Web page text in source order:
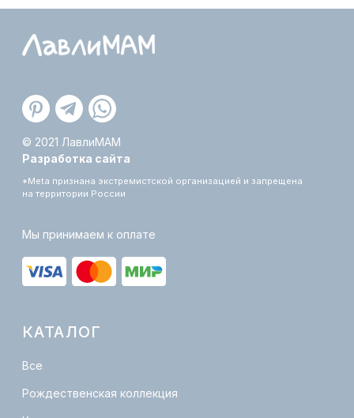
Декор для детской
Подарки
ИНФОРМАЦИЯ
О бренде
Оплата и доставка
Уход за изделиями
Политика конфиденциальности